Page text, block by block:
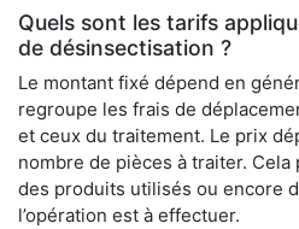
Quels sont les tarifs
de désinsectisation ?
Le montant fixé dépend en
regroupe les frais de
et ceux du traitement. Le prix
nombre de pièces à traiter.
des produits utilisés ou encore
l’opération est à effectuer.